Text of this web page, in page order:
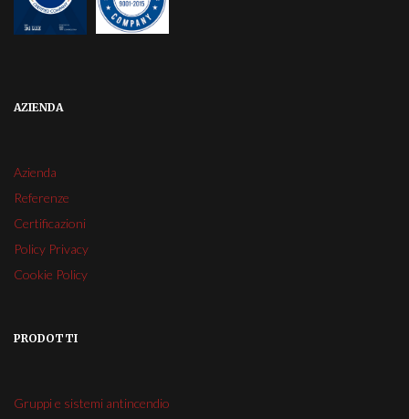
AZIENDA
Azienda
Referenze
Certificazioni
Policy Privacy
Cookie Policy
PRODOTTI
Gruppi e sistemi antincendio